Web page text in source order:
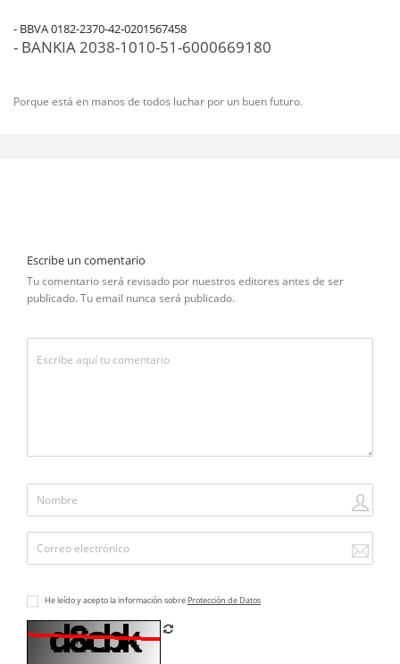
- BBVA 0182-2370-42-0201567458
- BANKIA 2038-1010-51-6000669180
Porque está en manos de todos luchar por un buen futuro.
Escribe un comentario
Tu comentario será revisado por nuestros editores antes de ser
publicado. Tu email nunca será publicado.
He leído y acepto la información sobre Protección de Datos